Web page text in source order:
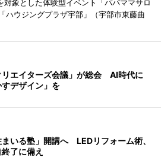
象とした体験型イベント「パパママサロ
ハウジングプラザ宇部」（宇部市東藤曲
リエイターズ会議」が総会 AI時代に
すデザイン」を
いる塾」開講へ LEDリフォーム術、
了に備え